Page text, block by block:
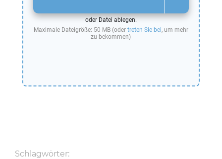
oder Datei ablegen.
Maximale Dateigröße: 50 MB (oder treten Sie bei, um mehr
zu bekommen)
Schlagwörter: